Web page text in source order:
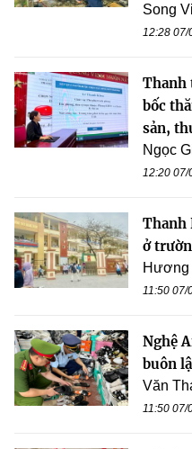
Song
12:28 07/
Thanh
bốc
sản,
Ngọc
12:20 07/
Thanh
ở
Hương
11:50 07/
Nghệ
buôn
Văn
11:50 07/